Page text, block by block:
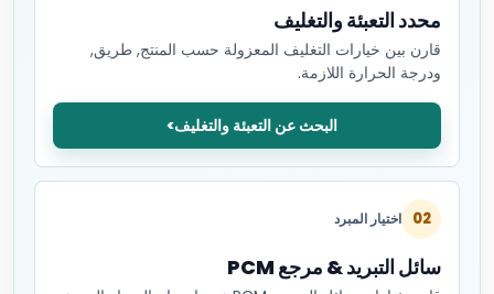
محدد التعبئة والتغليف
قارن بين خيارات التغليف المعزولة حسب المنتج, طريق,
ودرجة الحرارة اللازمة.
البحث عن التعبئة والتغليف
02 اختيار المبرد
سائل التبريد & مرجع PCM